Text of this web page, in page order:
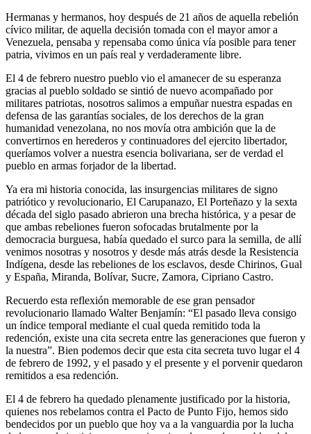
Hermanas y hermanos, hoy después de 21 años de aquella rebelión
cívico militar, de aquella decisión tomada con el mayor amor a
Venezuela, pensaba y repensaba como única vía posible para tener
patria, vivimos en un país real y verdaderamente libre.
El 4 de febrero nuestro pueblo vio el amanecer de su esperanza
gracias al pueblo soldado se sintió de nuevo acompañado por
militares patriotas, nosotros salimos a empuñar nuestra espadas en
defensa de las garantías sociales, de los derechos de la gran
humanidad venezolana, no nos movía otra ambición que la de
convertirnos en herederos y continuadores del ejercito libertador,
queríamos volver a nuestra esencia bolivariana, ser de verdad el
pueblo en armas forjador de la libertad.
Ya era mi historia conocida, las insurgencias militares de signo
patriótico y revolucionario, El Carupanazo, El Porteñazo y la sexta
década del siglo pasado abrieron una brecha histórica, y a pesar de
que ambas rebeliones fueron sofocadas brutalmente por la
democracia burguesa, había quedado el surco para la semilla, de allí
venimos nosotras y nosotros y desde más atrás desde la Resistencia
Indígena, desde las rebeliones de los esclavos, desde Chirinos, Gual
y España, Miranda, Bolívar, Sucre, Zamora, Cipriano Castro.
Recuerdo esta reflexión memorable de ese gran pensador
revolucionario llamado Walter Benjamín: “El pasado lleva consigo
un índice temporal mediante el cual queda remitido toda la
redención, existe una cita secreta entre las generaciones que fueron y
la nuestra”. Bien podemos decir que esta cita secreta tuvo lugar el 4
de febrero de 1992, y el pasado y el presente y el porvenir quedaron
remitidos a esa redención.
El 4 de febrero ha quedado plenamente justificado por la historia,
quienes nos rebelamos contra el Pacto de Punto Fijo, hemos sido
bendecidos por un pueblo que hoy va a la vanguardia por la lucha